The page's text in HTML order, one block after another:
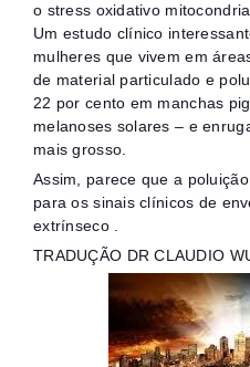
o stress oxidativo
Um estudo clínico
mulheres que vivem em
de material particulado e
22 por cento em manchas
melanoses solares – e
mais grosso.
Assim, parece que a
para os sinais clínicos de
extrínseco .
TRADUÇÃO DR CLAUDIO